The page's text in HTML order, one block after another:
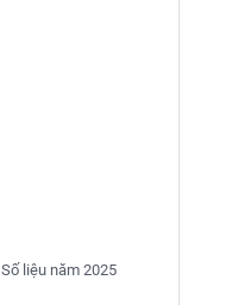
Số liệu năm 2025